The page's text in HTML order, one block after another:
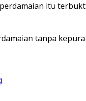
itu
tanpa